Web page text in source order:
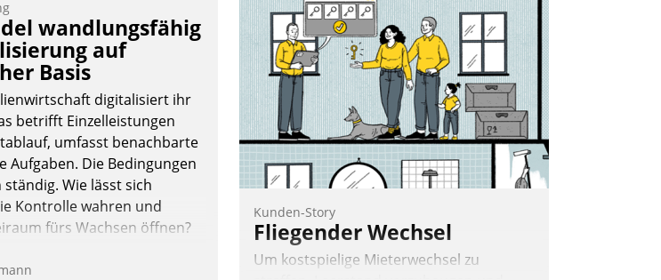
Mitarbeiter von Datatrain. Die meravis
Wohnungsbau- und Immobilien GmbH
hat sich dabei für den Betrieb der Lösung
über die SAP Cloud Platform entschieden
- als erstes Unternehmen am
Wohnungsmarkt.
Andreas Lerchner
wandlungsfähig
auf
Basis
digitalisiert ihr
betrifft Einzelleistungen
umfasst benachbarte
Aufgaben. Die Bedingungen
Wie lässt sich
Kontrolle wahren und
fürs Wachsen öffnen?
Kunden-Story
Fliegender Wechsel
Um kostspielige Mieterwechsel zu